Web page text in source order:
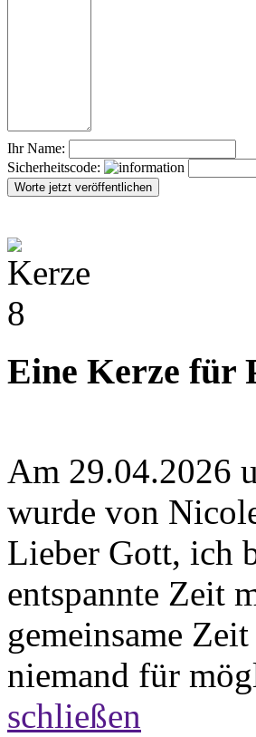
Ihr Name:
Sicherheitscode:
Eine Kerze für
Am 29.04.2026
wurde von
Lieber Gott, ich
entspannte Zeit
gemeinsame
niemand für
schließen